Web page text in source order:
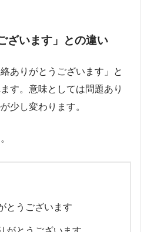
ざいます」との違い
ありがとうございます」と
す。意味としては問題あり
少し変わります。
とうございます